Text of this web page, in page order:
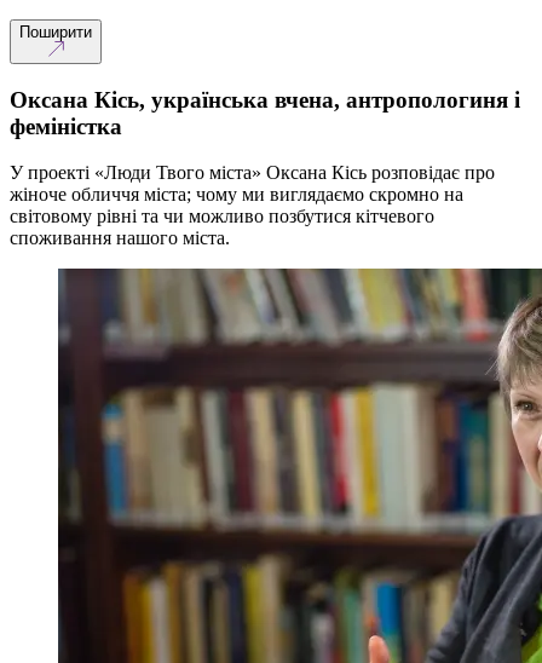
Поширити
Оксана Кісь, українська вчена, антропологиня і
феміністка
У проекті «Люди Твого міста» Оксана Кісь розповідає про
жіноче обличчя міста; чому ми виглядаємо скромно на
світовому рівні та чи можливо позбутися кітчевого
споживання нашого міста.